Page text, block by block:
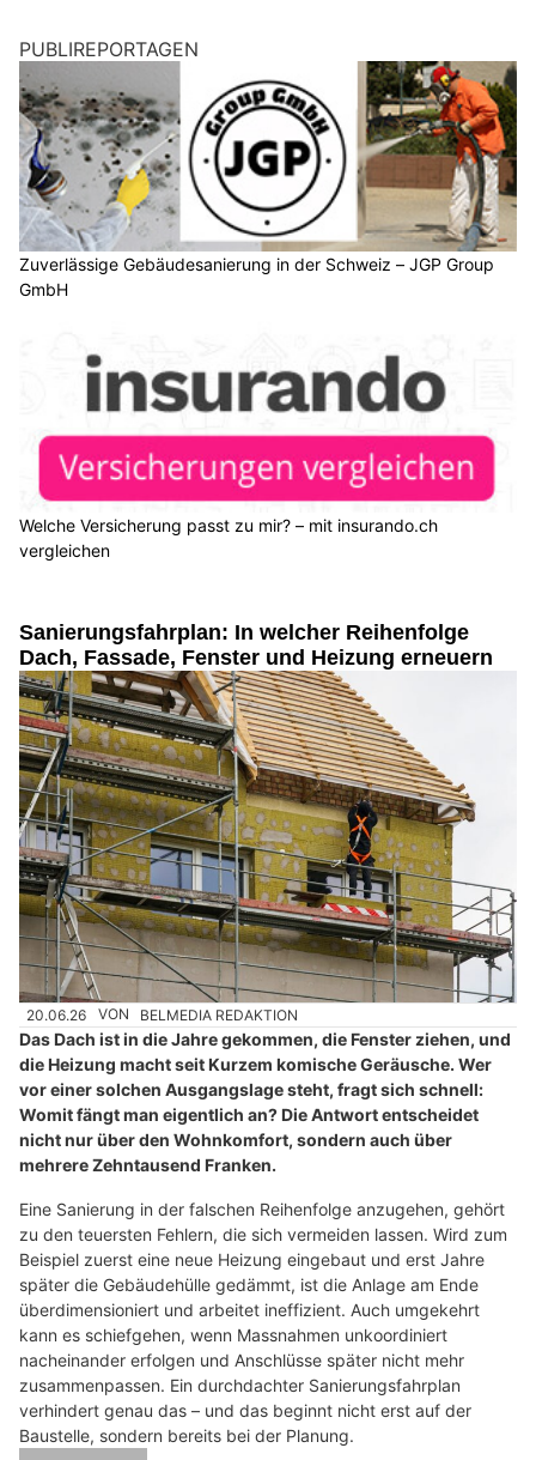
PUBLIREPORTAGEN
Zuverlässige Gebäudesanierung in der Schweiz – JGP Group
GmbH
Welche Versicherung passt zu mir? – mit insurando.ch
vergleichen
Sanierungsfahrplan: In welcher Reihenfolge
Dach, Fassade, Fenster und Heizung erneuern
20.06.26 VON BELMEDIA REDAKTION
Das Dach ist in die Jahre gekommen, die Fenster ziehen, und
die Heizung macht seit Kurzem komische Geräusche. Wer
vor einer solchen Ausgangslage steht, fragt sich schnell:
Womit fängt man eigentlich an? Die Antwort entscheidet
nicht nur über den Wohnkomfort, sondern auch über
mehrere Zehntausend Franken.
Eine Sanierung in der falschen Reihenfolge anzugehen, gehört
zu den teuersten Fehlern, die sich vermeiden lassen. Wird zum
Beispiel zuerst eine neue Heizung eingebaut und erst Jahre
später die Gebäudehülle gedämmt, ist die Anlage am Ende
überdimensioniert und arbeitet ineffizient. Auch umgekehrt
kann es schiefgehen, wenn Massnahmen unkoordiniert
nacheinander erfolgen und Anschlüsse später nicht mehr
zusammenpassen. Ein durchdachter Sanierungsfahrplan
verhindert genau das – und das beginnt nicht erst auf der
Baustelle, sondern bereits bei der Planung.